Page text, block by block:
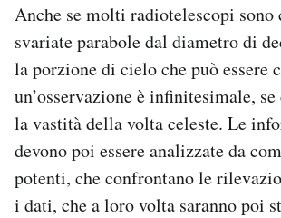
Anche se molti radiotelescopi
svariate parabole dal diametro di
la porzione di cielo che può essere
un’osservazione è infinitesimale,
la vastità della volta celeste. Le
devono poi essere analizzate da
potenti, che confrontano le
i dati, che a loro volta saranno poi